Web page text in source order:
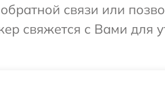
связи или
свяжется с Вами для